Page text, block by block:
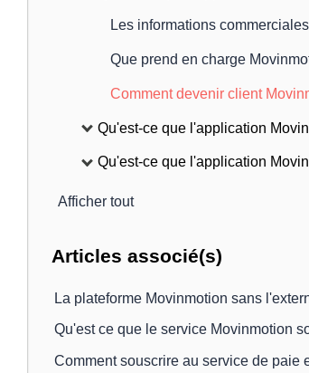
Les informations commerciales
Que prend en charge
Afficher tout
Articles associé(s)
Qu'est ce que le service Movinmotion